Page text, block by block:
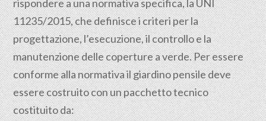
rispondere a una normativa specifica, la UNI
11235/2015, che definisce i criteri per la
progettazione, l’esecuzione, il controllo e la
manutenzione delle coperture a verde. Per essere
conforme alla normativa il giardino pensile deve
essere costruito con un pacchetto tecnico
costituito da: